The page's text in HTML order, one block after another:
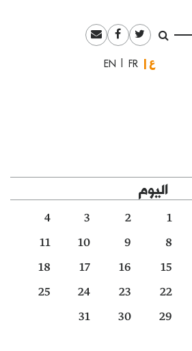
العربيةFrançais
English
اليوم
1
2
3
4
8
9
10
11
15
16
17
18
22
23
24
25
29
30
31